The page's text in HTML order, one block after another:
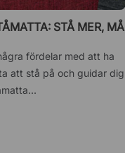
STÅ MER, MÅ
fördelar med att ha
att stå på och guidar dig